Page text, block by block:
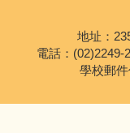
地址：
電話：(02)2249-
學校郵件